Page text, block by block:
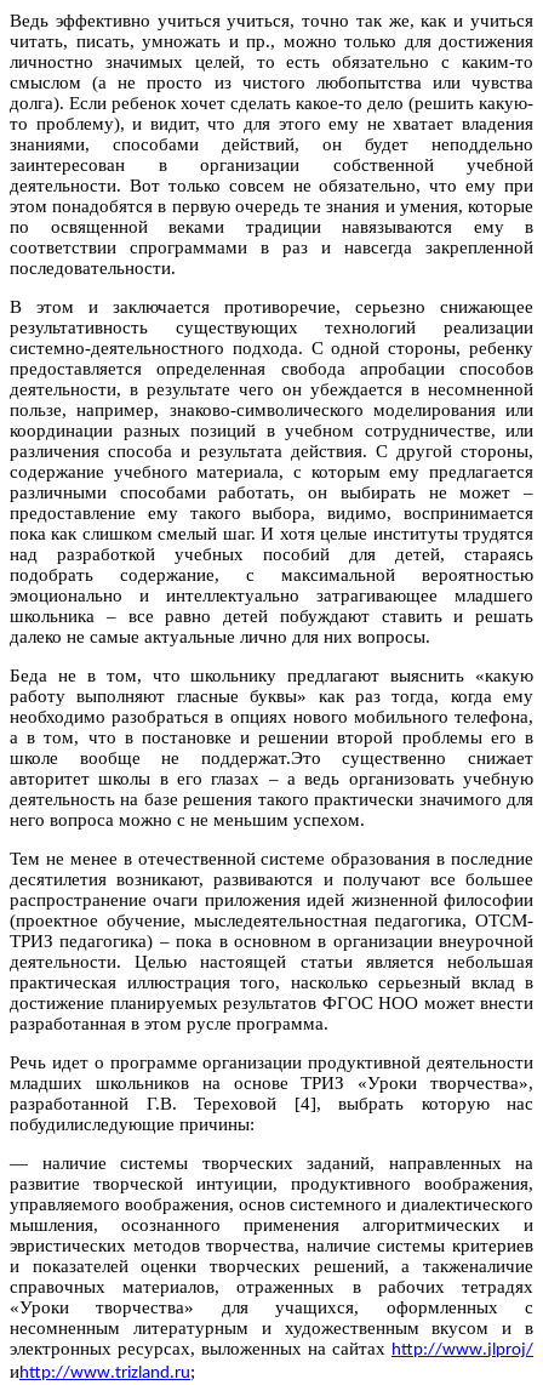
Ведь эффективно учиться учиться, точно так же, как и учиться
читать, писать, умножать и пр., можно только для достижения
личностно значимых целей, то есть обязательно с каким-то
смыслом (а не просто из чистого любопытства или чувства
долга). Если ребенок хочет сделать какое-то дело (решить какую-
то проблему), и видит, что для этого ему не хватает владения
знаниями, способами действий, он будет неподдельно
заинтересован в организации собственной учебной
деятельности. Вот только совсем не обязательно, что ему при
этом понадобятся в первую очередь те знания и умения, которые
по освященной веками традиции навязываются ему в
соответствии спрограммами в раз и навсегда закрепленной
последовательности.
В этом и заключается противоречие, серьезно снижающее
результативность существующих технологий реализации
системно-деятельностного подхода. С одной стороны, ребенку
предоставляется определенная свобода апробации способов
деятельности, в результате чего он убеждается в несомненной
пользе, например, знаково-символического моделирования или
координации разных позиций в учебном сотрудничестве, или
различения способа и результата действия. С другой стороны,
содержание учебного материала, с которым ему предлагается
различными способами работать, он выбирать не может –
предоставление ему такого выбора, видимо, воспринимается
пока как слишком смелый шаг. И хотя целые институты трудятся
над разработкой учебных пособий для детей, стараясь
подобрать содержание, с максимальной вероятностью
эмоционально и интеллектуально затрагивающее младшего
школьника – все равно детей побуждают ставить и решать
далеко не самые актуальные лично для них вопросы.
Беда не в том, что школьнику предлагают выяснить «какую
работу выполняют гласные буквы» как раз тогда, когда ему
необходимо разобраться в опциях нового мобильного телефона,
а в том, что в постановке и решении второй проблемы его в
школе вообще не поддержат.Это существенно снижает
авторитет школы в его глазах – а ведь организовать учебную
деятельность на базе решения такого практически значимого для
него вопроса можно с не меньшим успехом.
Тем не менее в отечественной системе образования в последние
десятилетия возникают, развиваются и получают все большее
распространение очаги приложения идей жизненной философии
(проектное обучение, мыследеятельностная педагогика, ОТСМ-
ТРИЗ педагогика) – пока в основном в организации внеурочной
деятельности. Целью настоящей статьи является небольшая
практическая иллюстрация того, насколько серьезный вклад в
достижение планируемых результатов ФГОС НОО может внести
разработанная в этом русле программа.
Речь идет о программе организации продуктивной деятельности
младших школьников на основе ТРИЗ «Уроки творчества»,
разработанной Г.В. Тереховой [4], выбрать которую нас
побудилиследующие причины:
— наличие системы творческих заданий, направленных на
развитие творческой интуиции, продуктивного воображения,
управляемого воображения, основ системного и диалектического
мышления, осознанного применения алгоритмических и
эвристических методов творчества, наличие системы критериев
и показателей оценки творческих решений, а такженаличие
справочных материалов, отраженных в рабочих тетрадях
«Уроки творчества» для учащихся, оформленных с
несомненным литературным и художественным вкусом и в
электронных ресурсах, выложенных на сайтах http://www.jlproj/
иhttp://www.trizland.ru;